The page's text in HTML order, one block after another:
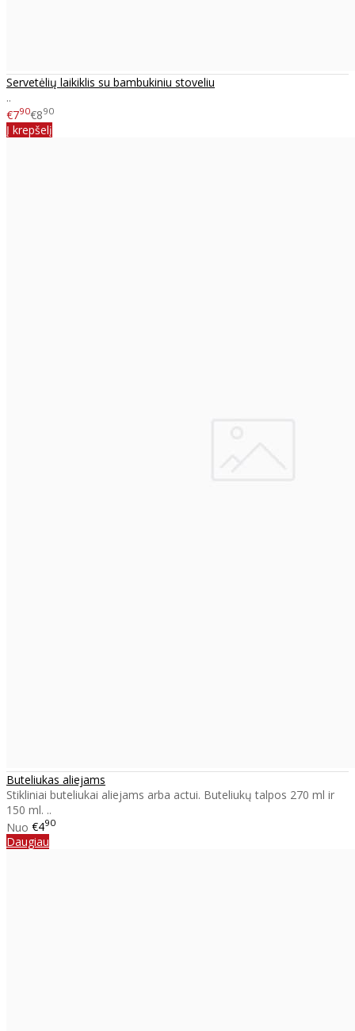
Servetėlių laikiklis su bambukiniu stoveliu
..
€790€890
Į krepšelį
Buteliukas aliejams
Stikliniai buteliukai aliejams arba actui. Buteliukų talpos 270 ml ir
150 ml. ..
Nuo €490
Daugiau